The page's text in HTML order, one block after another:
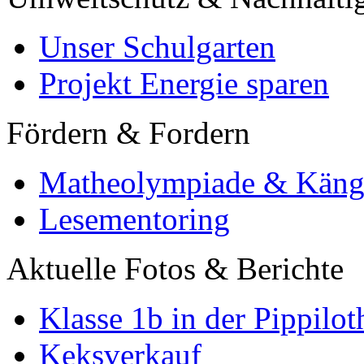
Unser Schulgarten
Projekt Energie sparen
Fördern & Fordern
Matheolympiade &
Lesementoring
Aktuelle Fotos & Berichte
Klasse 1b in der
Keksverkauf